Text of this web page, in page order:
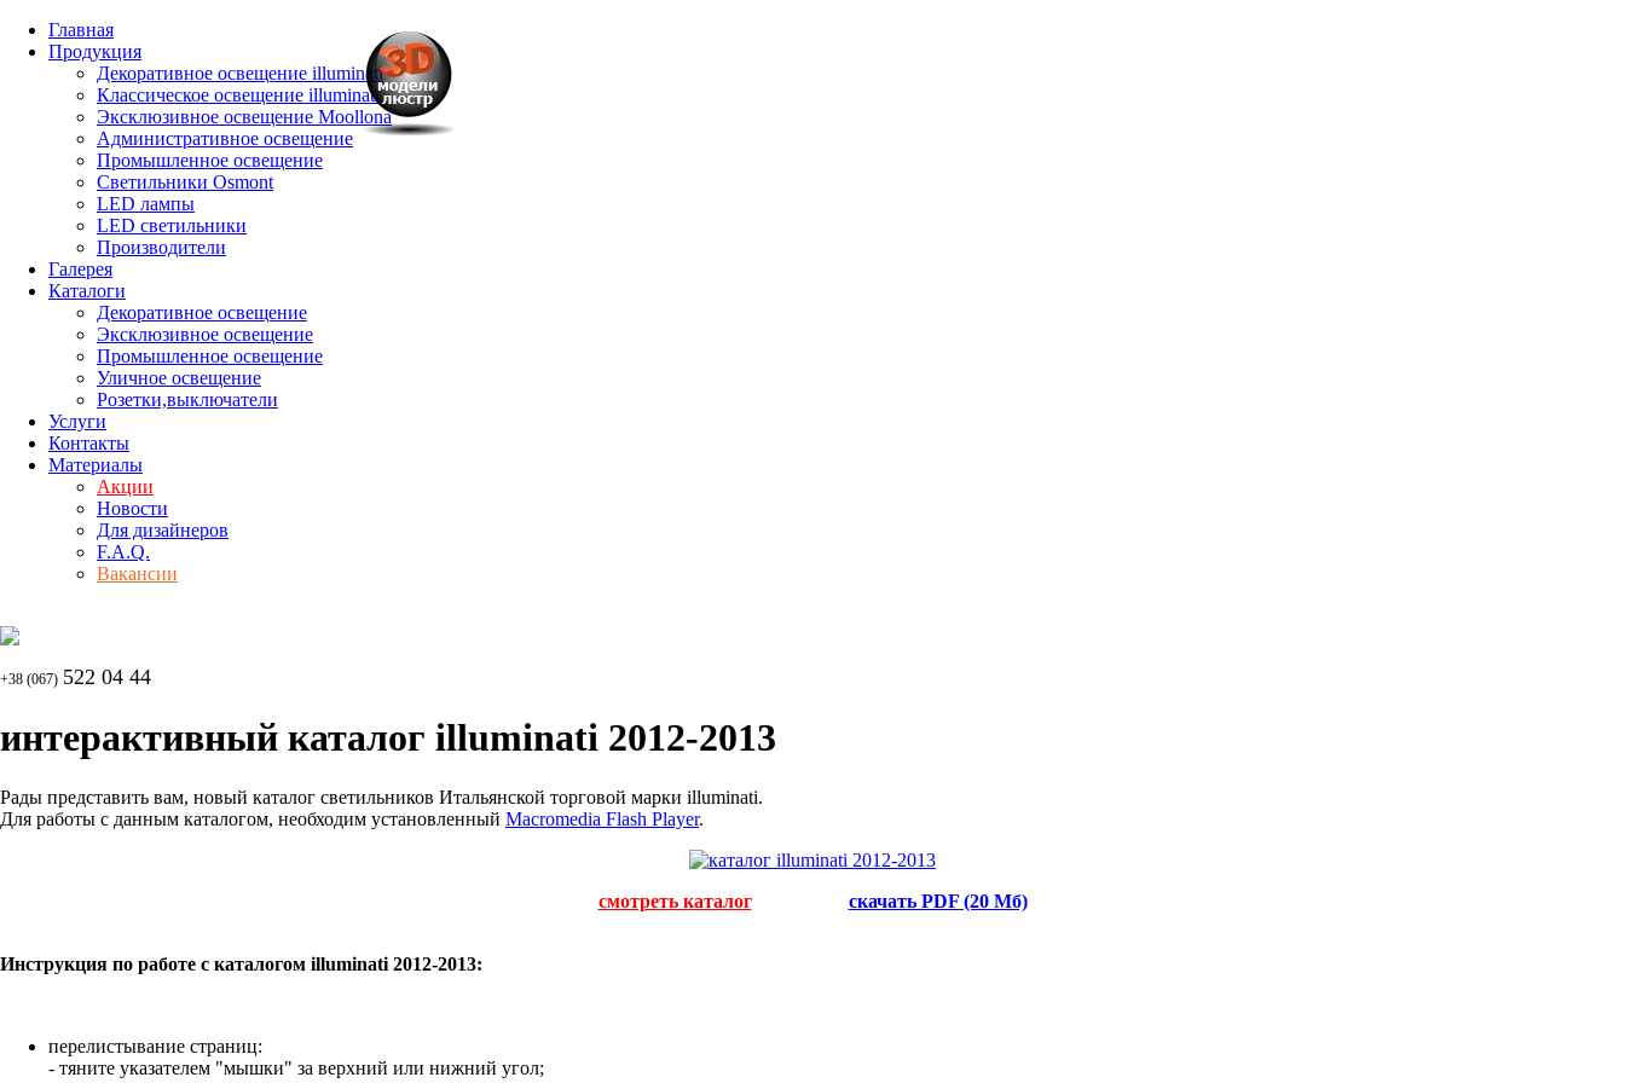
Главная
Продукция
Декоративное освещение illuminati
Классическое освещение illuminati
Эксклюзивное освещение Moollona
Административное освещение
Промышленное освещение
Светильники Osmont
LED лампы
LED светильники
Производители
Галерея
Каталоги
Декоративное освещение
Эксклюзивное освещение
Промышленное освещение
Уличное освещение
Розетки,выключатели
Услуги
Контакты
Материалы
Акции
Новости
Для дизайнеров
F.A.Q.
Вакансии
+38 (067) 522 04 44
интерактивный каталог illuminati 2012-2013
Рады представить вам, новый каталог светильников Итальянской торговой марки illuminati.
Для работы с данным каталогом, необходим установленный Macromedia Flash Player.
смотреть каталог скачать PDF (20 Мб)
Инструкция по работе с каталогом illuminati 2012-2013:
перелистывание страниц:
- тяните указателем "мышки" за верхний или нижний угол;